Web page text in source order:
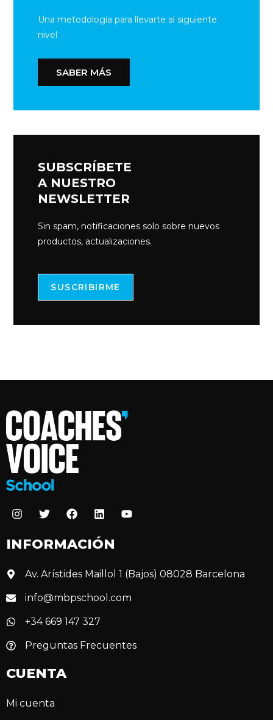
Una metodología para llevarte al siguiente
nivel
SABER MÁS
SUBSCRÍBETE
A NUESTRO
NEWSLETTER
Sin spam, notificaciones solo sobre nuevos
productos, actualizaciones.
SUSCRIBIRME
INFORMACIÓN
Av. Arístides Maillol 1 (Bajos) 08028 Barcelona
info@mbpschool.com
+34 669 147 327
Preguntas Frecuentes
CUENTA
Mi cuenta